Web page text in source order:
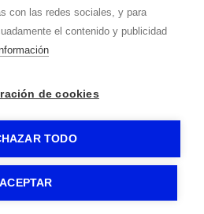
con las redes sociales, y para
el contenido y publicidad
de cookies
TODO
ACEPTAR
Dirección
- Fuenterrebollo (Segovia)
SAN ROQUE-
RuralesDATA -